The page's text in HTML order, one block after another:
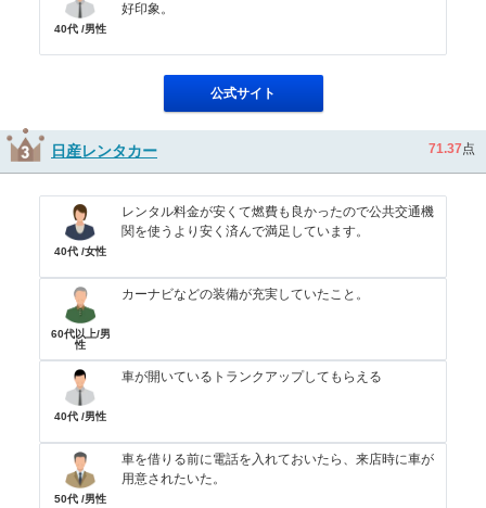
40代 /男性
好印象。
公式サイト
日産レンタカー 71.37点
40代 /女性
レンタル料金が安くて燃費も良かったので公共交通機
関を使うより安く済んで満足しています。
60代以上/男
性
カーナビなどの装備が充実していたこと。
40代 /男性
車が開いているトランクアップしてもらえる
50代 /男性
車を借りる前に電話を入れておいたら、来店時に車が
用意されたいた。